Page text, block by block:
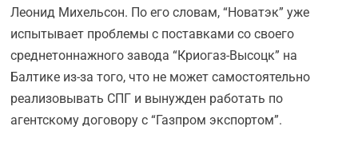
Леонид Михельсон. По его словам, “Новатэк” уже
испытывает проблемы с поставками со своего
среднетоннажного завода “Криогаз-Высоцк” на
Балтике из-за того, что не может самостоятельно
реализовывать СПГ и вынужден работать по
агентскому договору с “Газпром экспортом”.